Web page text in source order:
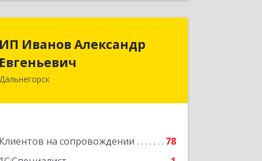
ИП Иванов Александр
Евгеньевич
Дальнегорск
Клиентов на сопровождении
78
Евгеньевич
Подробнее